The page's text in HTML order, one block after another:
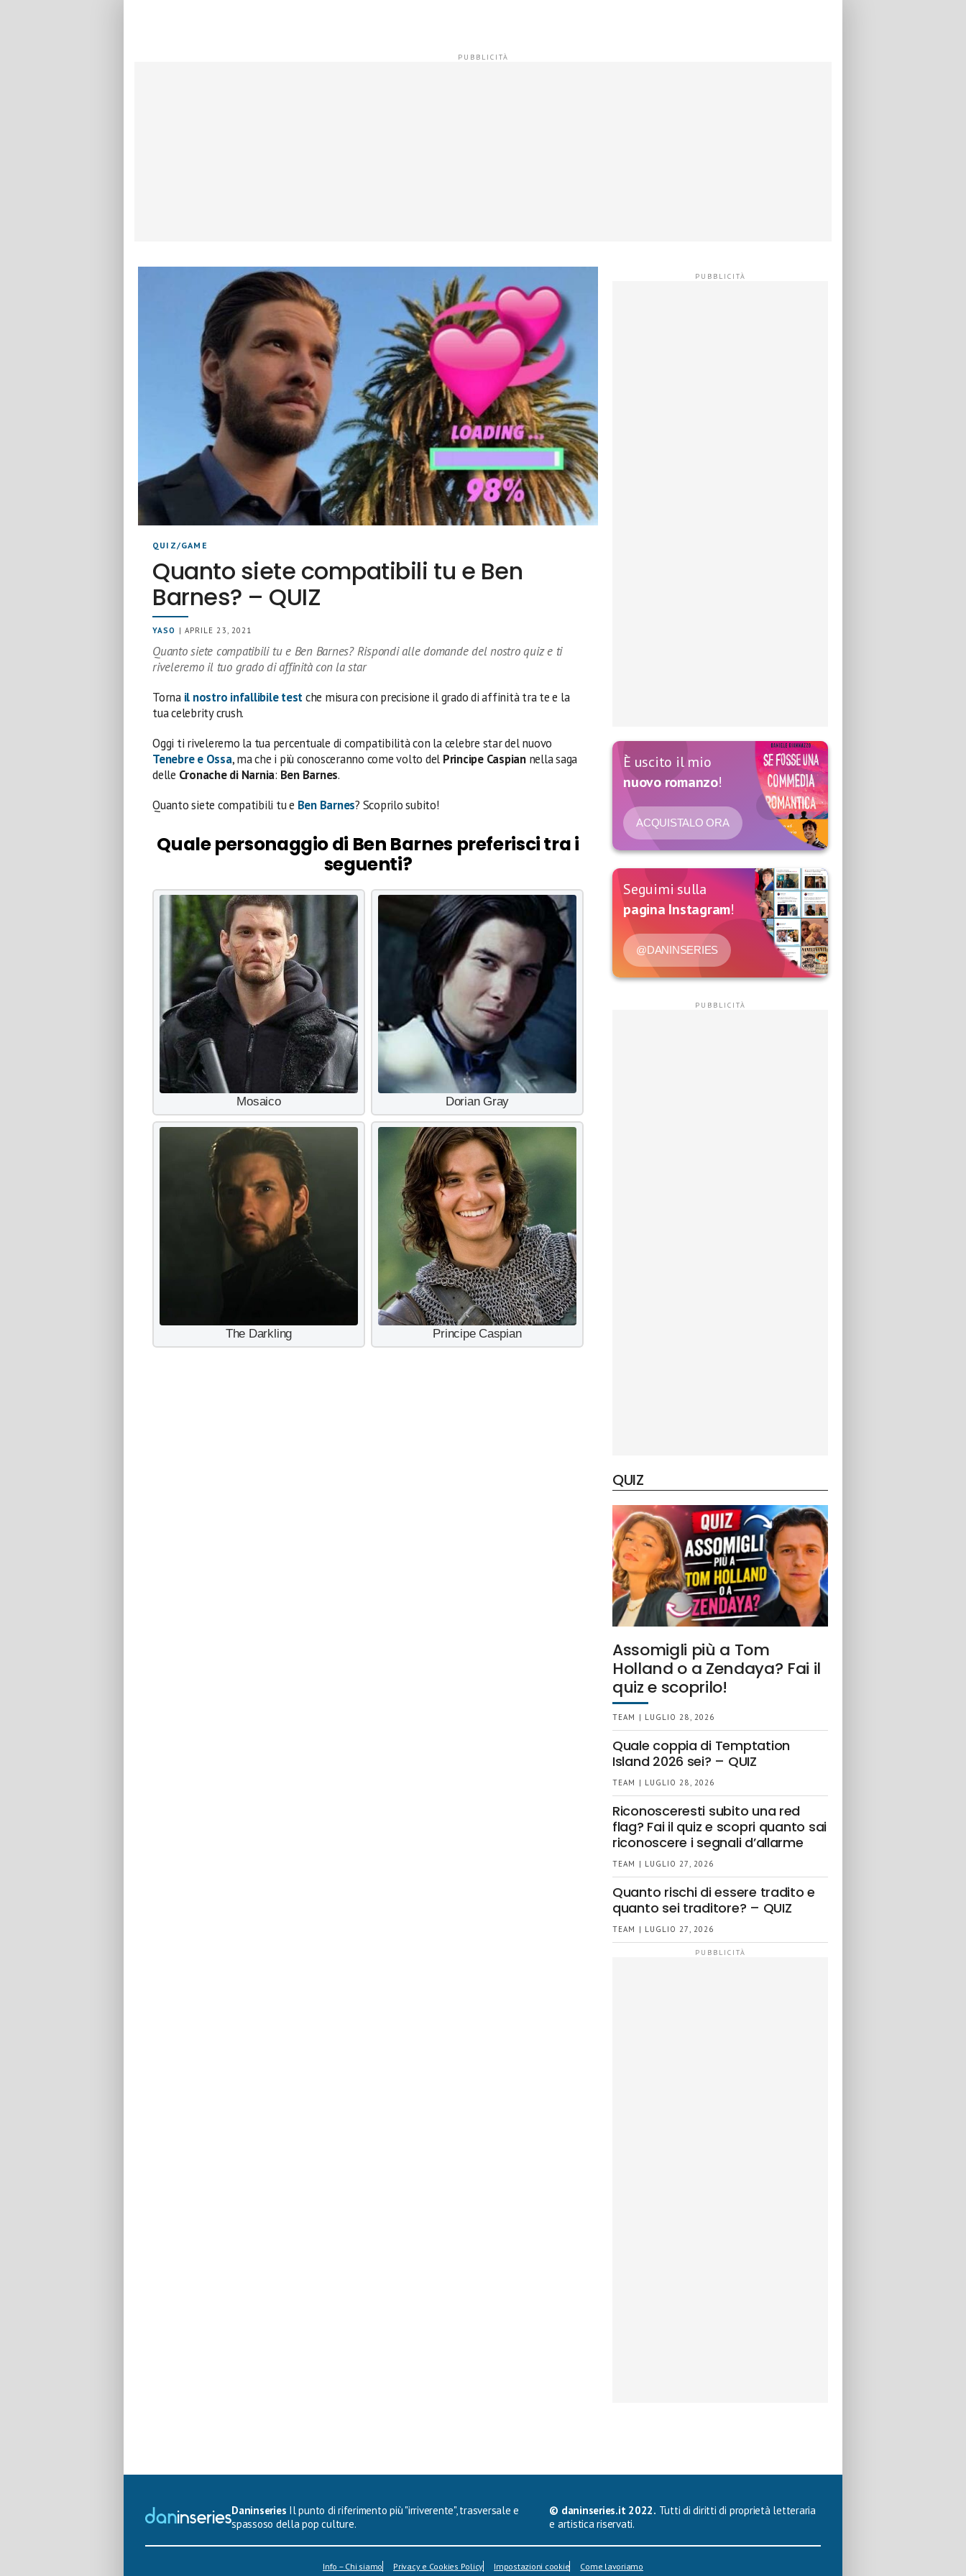
QUIZ/GAME
Quanto siete compatibili tu e Ben
Barnes? – QUIZ
YASO | APRILE 23, 2021
Quanto siete compatibili tu e Ben Barnes? Rispondi alle domande del nostro quiz e ti
riveleremo il tuo grado di affinità con la star
Torna il nostro infallibile testche misura con precisione il grado di affinità tra te e la
tua celebrity crush.
Oggi ti riveleremo la tua percentuale di compatibilità con la celebre star del nuovo
Tenebre e Ossa, ma che i più conosceranno come volto del Principe Caspiannella saga
delle Cronache di Narnia: Ben Barnes.
Quanto siete compatibili tu e Ben Barnes? Scoprilo subito!
Quale personaggio di Ben Barnes preferisci tra i
seguenti?
Mosaico Dorian Gray
The Darkling Principe Caspian
È uscito il mio
nuovo romanzo!
ACQUISTALO ORA
Seguimi sulla
pagina Instagram!
@DANINSERIES
QUIZ
Assomigli più a Tom
Holland o a Zendaya? Fai il
quiz e scoprilo!
TEAM | LUGLIO 28, 2026
Quale coppia di Temptation
Island 2026 sei? – QUIZ
TEAM | LUGLIO 28, 2026
Riconosceresti subito una red
flag? Fai il quiz e scopri quanto sai
riconoscere i segnali d’allarme
TEAM | LUGLIO 27, 2026
Quanto rischi di essere tradito e
quanto sei traditore? – QUIZ
TEAM | LUGLIO 27, 2026
Daninseries Il punto di riferimento più "irriverente", trasversale e
spassoso della pop culture.
© daninseries.it 2022. Tutti di diritti di proprietà letteraria
e artistica riservati.
Info – Chi siamo Privacy e Cookies Policy Impostazioni cookie Come lavoriamo